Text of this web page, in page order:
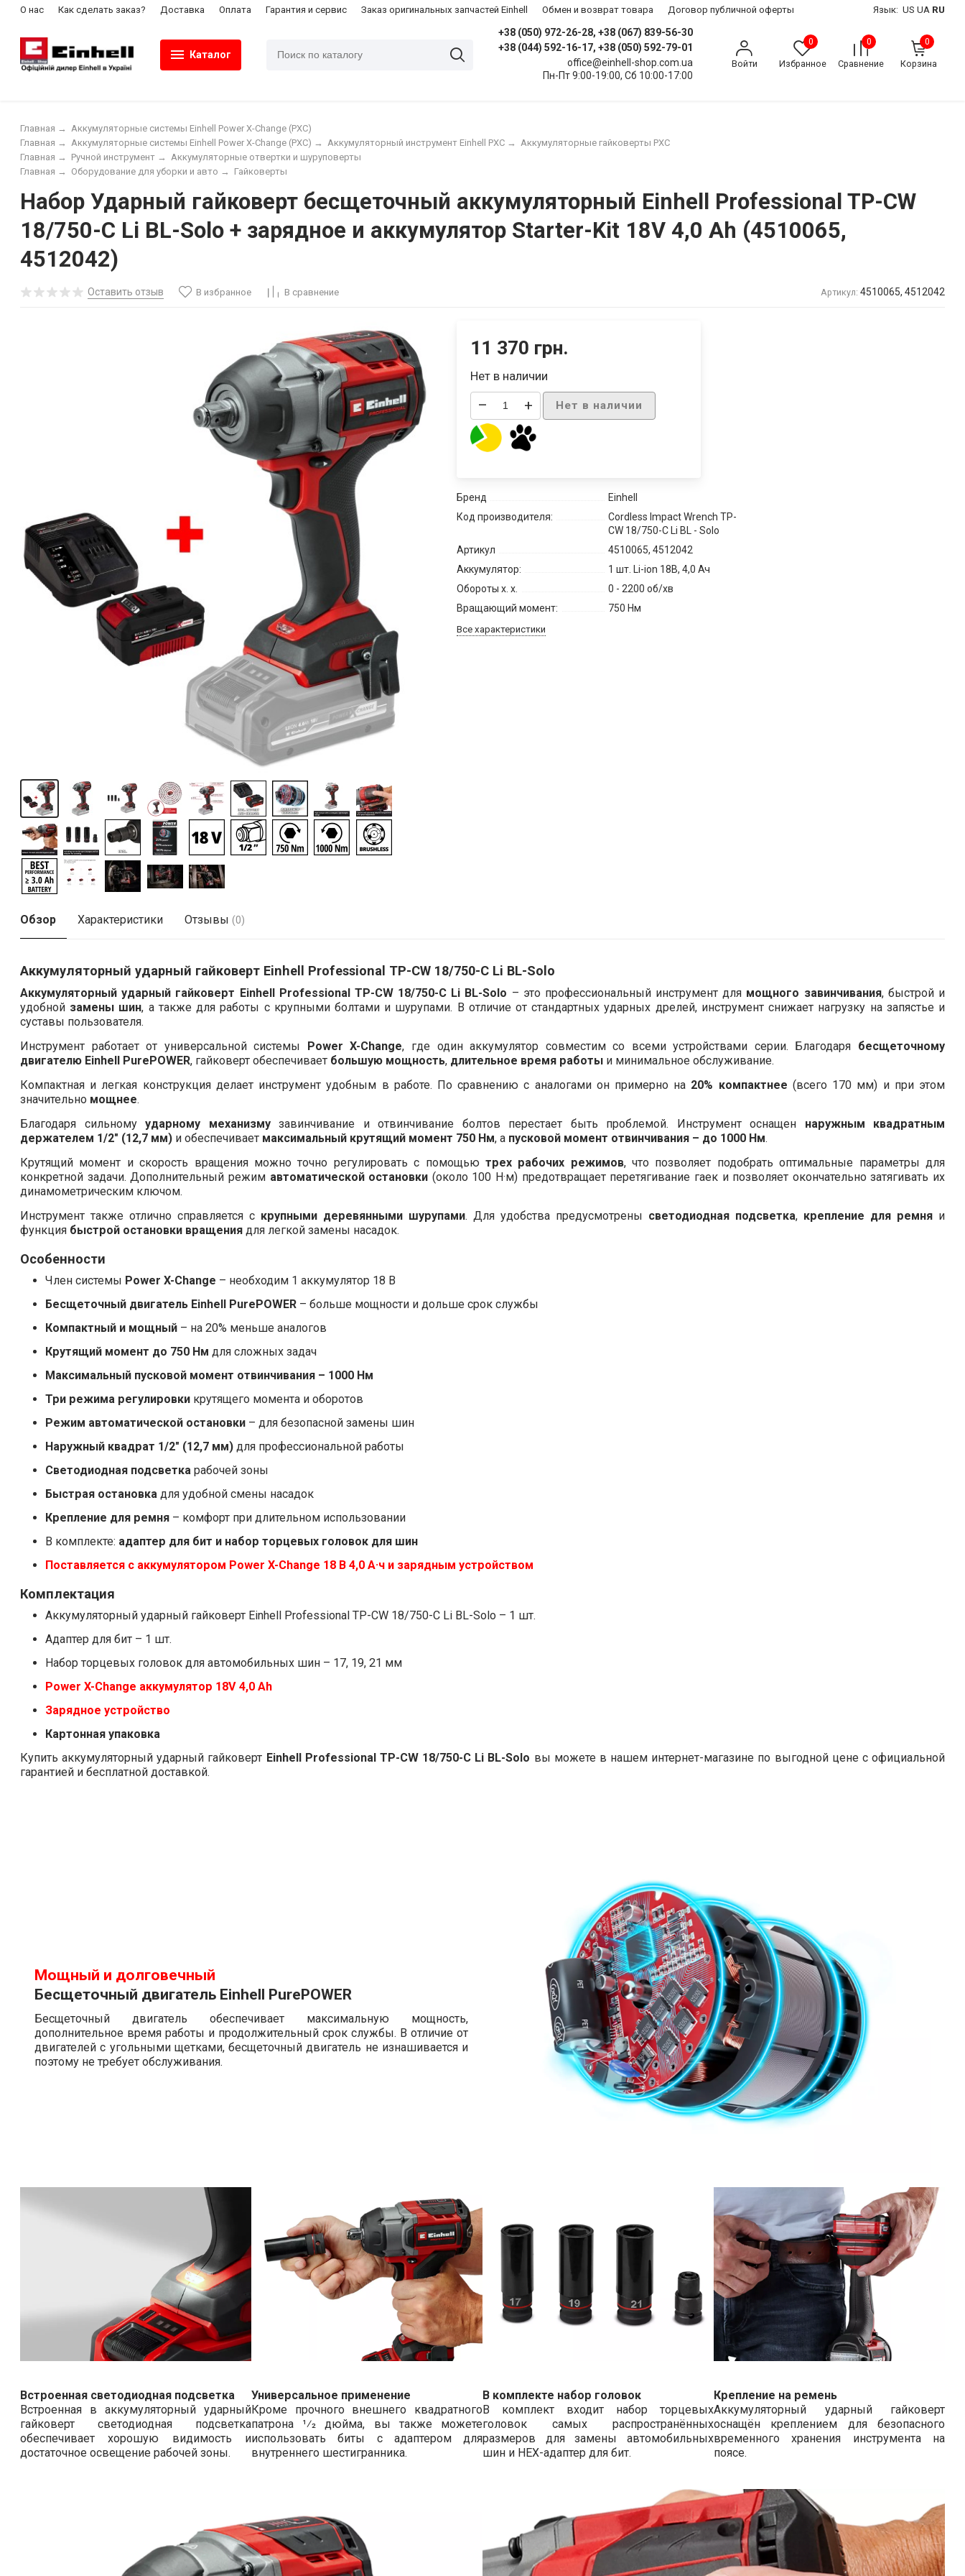
О нас Как сделать заказ? Доставка Оплата Гарантия и сервис Заказ оригинальных запчастей Einhell Обмен и возврат товара Договор публичной оферты Язык: US UA RU
Каталог
+38 (050) 972-26-28, +38 (067) 839-56-30
+38 (044) 592-16-17, +38 (050) 592-79-01
office@einhell-shop.com.ua
Пн-Пт 9:00-19:00, Сб 10:00-17:00
Войти
0
Избранное
0
Сравнение
0
Корзина
Главная →
Аккумуляторные системы Einhell Power X-Change (PXC)
Аккумуляторные гайковерты PXC
Аккумуляторный инструмент Einhell PXC →
Аккумуляторные системы Einhell Power X-Change (PXC) →
Главная →
Аккумуляторные отвертки и шуруповерты
Ручной инструмент →
Главная →
Гайковерты
Оборудование для уборки и авто →
Главная →
Набор Ударный гайковерт бесщеточный аккумуляторный Einhell Professional TP-CW
18/750-C Li BL-Solo + зарядное и аккумулятор Starter-Kit 18V 4,0 Ah (4510065,
4512042)
Оставить отзыв В избранное В сравнение Артикул: 4510065, 4512042
11 370 грн.
Нет в наличии
– + Нет в наличии
Бренд
Einhell
Код производителя:
Cordless Impact Wrench TP-
CW 18/750-C Li BL - Solo
Артикул
4510065, 4512042
Аккумулятор:
1 шт. Li-ion 18В, 4,0 Ач
Обороты х. х.
0 - 2200 об/хв
Вращающий момент:
750 Нм
Все характеристики
Обзор Характеристики Отзывы (0)
Аккумуляторный ударный гайковерт Einhell Professional TP-CW 18/750-C Li BL-Solo
Аккумуляторный ударный гайковерт Einhell Professional TP-CW 18/750-C Li BL-Solo – это профессиональный инструмент для мощного завинчивания, быстрой и
удобной замены шин, а также для работы с крупными болтами и шурупами. В отличие от стандартных ударных дрелей, инструмент снижает нагрузку на запястье и
суставы пользователя.
Инструмент работает от универсальной системы Power X-Change, где один аккумулятор совместим со всеми устройствами серии. Благодаря бесщеточному
двигателю Einhell PurePOWER, гайковерт обеспечивает большую мощность, длительное время работы и минимальное обслуживание.
Компактная и легкая конструкция делает инструмент удобным в работе. По сравнению с аналогами он примерно на 20% компактнее (всего 170 мм) и при этом
значительно мощнее.
Благодаря сильному ударному механизмузавинчивание и отвинчивание болтов перестает быть проблемой. Инструмент оснащен наружным квадратным
держателем 1/2" (12,7 мм) и обеспечивает максимальный крутящий момент 750 Нм, а пусковой момент отвинчивания – до 1000 Нм.
Крутящий момент и скорость вращения можно точно регулировать с помощью трех рабочих режимов, что позволяет подобрать оптимальные параметры для
конкретной задачи. Дополнительный режим автоматической остановки (около 100 Н·м) предотвращает перетягивание гаек и позволяет окончательно затягивать их
динамометрическим ключом.
Инструмент также отлично справляется с крупными деревянными шурупами. Для удобства предусмотрены светодиодная подсветка, крепление для ремня и
функция быстрой остановки вращения для легкой замены насадок.
Особенности
Член системы Power X-Change – необходим 1 аккумулятор 18 В
Бесщеточный двигатель Einhell PurePOWER – больше мощности и дольше срок службы
Компактный и мощный – на 20% меньше аналогов
Крутящий момент до 750 Нм для сложных задач
Максимальный пусковой момент отвинчивания – 1000 Нм
Три режима регулировки крутящего момента и оборотов
Режим автоматической остановки – для безопасной замены шин
Наружный квадрат 1/2" (12,7 мм) для профессиональной работы
Светодиодная подсветка рабочей зоны
Быстрая остановка для удобной смены насадок
Крепление для ремня – комфорт при длительном использовании
В комплекте: адаптер для бит и набор торцевых головок для шин
Поставляется с аккумулятором Power X-Change 18 В 4,0 А·ч и зарядным устройством
Комплектация
Аккумуляторный ударный гайковерт Einhell Professional TP-CW 18/750-C Li BL-Solo – 1 шт.
Адаптер для бит – 1 шт.
Набор торцевых головок для автомобильных шин – 17, 19, 21 мм
Power X-Change аккумулятор 18V 4,0 Ah
Зарядное устройство
Картонная упаковка
Купить аккумуляторный ударный гайковерт Einhell Professional TP-CW 18/750-C Li BL-Solo вы можете в нашем интернет-магазине по выгодной цене с официальной
гарантией и бесплатной доставкой.
Мощный и долговечный
Бесщеточный двигатель Einhell PurePOWER
Бесщеточный двигатель обеспечивает максимальную мощность,
дополнительное время работы и продолжительный срок службы. В отличие от
двигателей с угольными щетками, бесщеточный двигатель не изнашивается и
поэтому не требует обслуживания.
Встроенная светодиодная подсветка
Встроенная в аккумуляторный ударный
гайковерт светодиодная подсветка
обеспечивает хорошую видимость и
достаточное освещение рабочей зоны.
Универсальное применение
Кроме прочного внешнего квадратного
патрона 1⁄2 дюйма, вы также можете
использовать биты с адаптером для
внутреннего шестигранника.
В комплекте набор головок
В комплект входит набор торцевых
головок самых распространённых
размеров для замены автомобильных
шин и HEX-адаптер для бит.
Крепление на ремень
Аккумуляторный ударный гайковерт
оснащён креплением для безопасного
временного хранения инструмента на
поясе.